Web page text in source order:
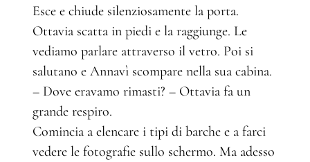
Esce e chiude silenziosamente la porta.
Ottavia scatta in piedi e la raggiunge. Le
vediamo parlare attraverso il vetro. Poi si
salutano e Annavì scompare nella sua cabina.
– Dove eravamo rimasti? – Ottavia fa un
grande respiro.
Comincia a elencare i tipi di barche e a farci
vedere le fotografie sullo schermo. Ma adesso